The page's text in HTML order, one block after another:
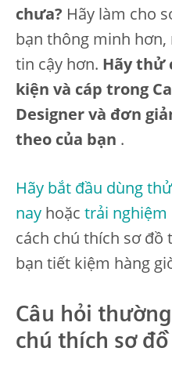
chưa? Hãy làm cho
bạn thông minh hơn,
tin cậy hơn. Hãy thử
kiện và cáp trong
Designer và đơn
theo của bạn .
Hãy bắt đầu dùng
nay hoặc trải nghiệm
cách chú thích sơ đồ
bạn tiết kiệm hàng
Câu hỏi
chú thích sơ đồ